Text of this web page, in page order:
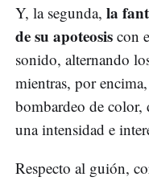
Y, la segunda, la
de su apoteosis con
sonido, alternando
mientras, por
bombardeo de color,
una intensidad e
Respecto al guión,